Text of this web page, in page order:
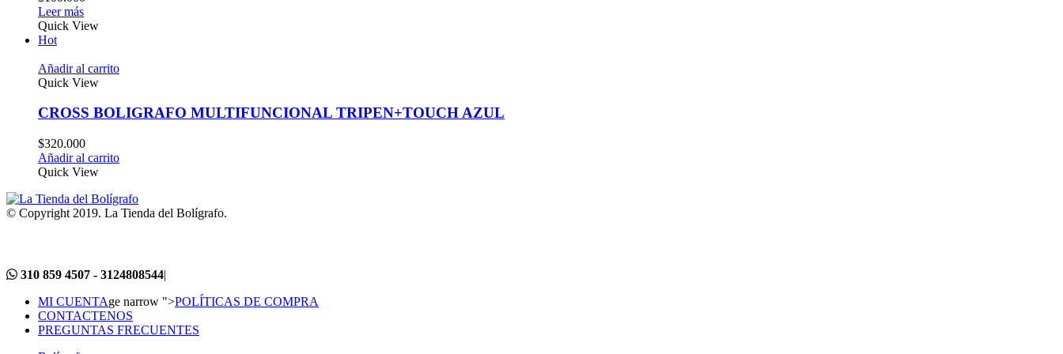
Leer más
Quick View
Hot
Añadir al carrito
Quick View
CROSS BOLIGRAFO MULTIFUNCIONAL TRIPEN+TOUCH AZUL
$320.000
Añadir al carrito
Quick View
© Copyright 2019. La Tienda del Bolígrafo.
310 859 4507 - 3124808544|
MI CUENTAge narrow ">POLÍTICAS DE COMPRA
CONTACTENOS
PREGUNTAS FRECUENTES